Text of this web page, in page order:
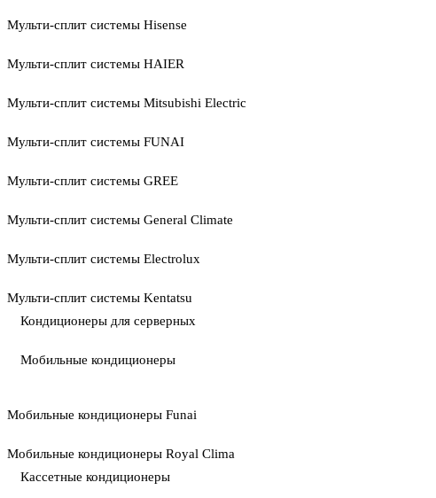
Мульти-сплит системы Hisense
Мульти-сплит системы HAIER
Мульти-сплит системы Mitsubishi Electric
Мульти-сплит системы FUNAI
Мульти-сплит системы GREE
Мульти-сплит системы General Climate
Мульти-сплит системы Electrolux
Мульти-сплит системы Kentatsu
Кондиционеры для серверных
Мобильные кондиционеры
Мобильные кондиционеры Funai
Мобильные кондиционеры Royal Clima
Кассетные кондиционеры